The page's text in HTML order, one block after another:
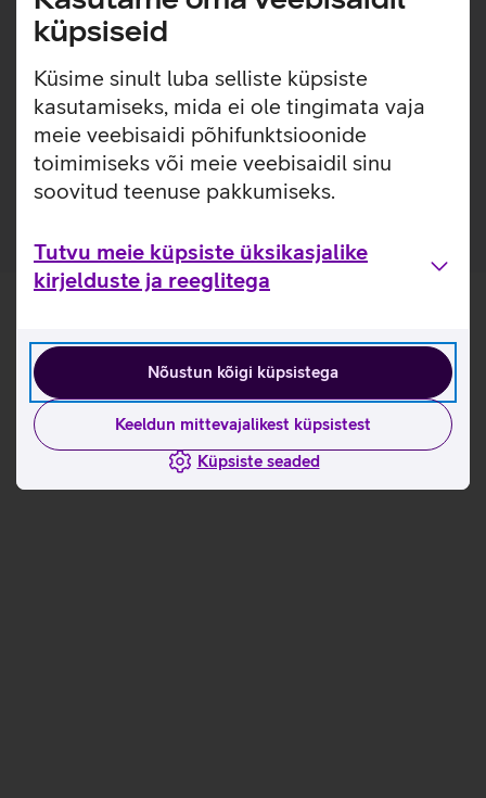
küpsiseid
Küsime sinult luba selliste küpsiste
kasutamiseks, mida ei ole tingimata vaja
meie veebisaidi põhifunktsioonide
toimimiseks või meie veebisaidil sinu
soovitud teenuse pakkumiseks.
Tutvu meie küpsiste üksikasjalike
kirjelduste ja reeglitega
Nõustun kõigi küpsistega
Keeldun mittevajalikest küpsistest
Küpsiste seaded
lihtsaks. Ümbrisega on võimalik kasutada Qi juhtmevaba
laadimist ilma seda eemaldamata. Lisaks saab ümbrise
Ümbris, mis ei muuda värvi ega muutu kollaseks. 1-
aastane garantii tootja poolt.
Ümbris on valmistatud 100% taaskasutatud
materjalidest.